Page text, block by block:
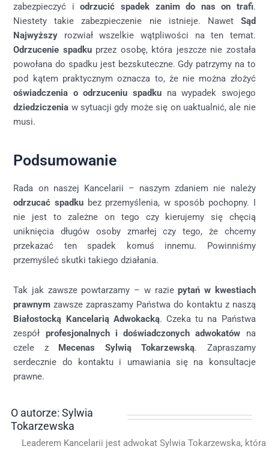
zabezpieczyć iodrzucić spadek zanim do nas on trafi.
Niestety takie zabezpieczenie nie istnieje. Nawet Sąd
Najwyższy rozwiał wszelkie wątpliwości na ten temat.
Odrzucenie spadkuprzez osobę, która jeszcze nie została
powołana do spadku jest bezskuteczne. Gdy patrzymy na to
pod kątem praktycznym oznacza to, że nie można złożyć
oświadczenia o odrzuceniu spadku na wypadek swojego
dziedziczenia w sytuacji gdy może się on uaktualnić, ale nie
musi.
Podsumowanie
Rada on naszej Kancelarii – naszym zdaniem nie należy
odrzucać spadku bez przemyślenia, w sposób pochopny. I
nie jest to zależne on tego czy kierujemy się chęcią
uniknięcia długów osoby zmarłej czy tego, że chcemy
przekazać ten spadek komuś innemu. Powinniśmy
przemyśleć skutki takiego działania.
Tak jak zawsze powtarzamy – w raziepytań w kwestiach
prawnym zawsze zapraszamy Państwa do kontaktu z naszą
Białostocką Kancelarią Adwokacką. Czeka tu na Państwa
zespół profesjonalnych i doświadczonych adwokatów na
czele z Mecenas Sylwią Tokarzewską. Zapraszamy
serdecznie do kontaktu i umawiania się na konsultacje
prawne.
O autorze: Sylwia
Tokarzewska
Leaderem Kancelarii jest adwokat Sylwia Tokarzewska, która